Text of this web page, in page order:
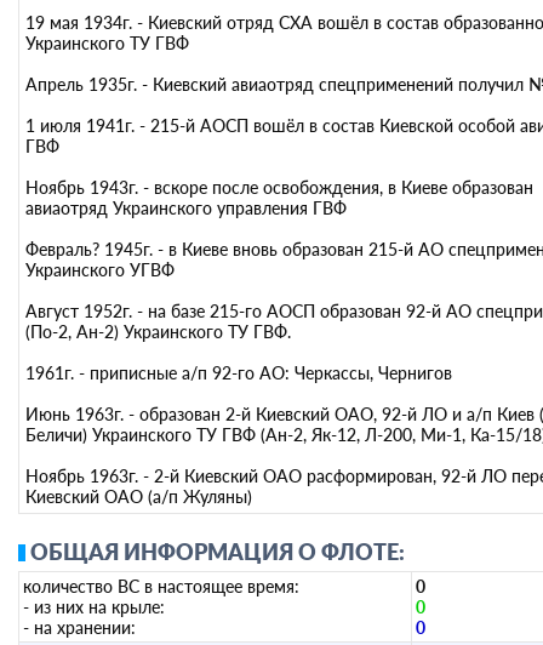
19 мая 1934г. - Киевский отряд СХА вошёл в состав
Украинского ТУ ГВФ
Апрель 1935г. - Киевский авиаотряд спецприменений получил
1 июля 1941г. - 215-й АОСП вошёл в состав Киевской особой
ГВФ
Ноябрь 1943г. - вскоре после освобождения, в Киеве образован
авиаотряд Украинского управления ГВФ
Февраль? 1945г. - в Киеве вновь образован 215-й АО
Украинского УГВФ
Август 1952г. - на базе 215-го АОСП образован 92-й АО
(По-2, Ан-2) Украинского ТУ ГВФ.
1961г. - приписные а/п 92-го АО: Черкассы, Чернигов
Июнь 1963г. - образован 2-й Киевский ОАО, 92-й ЛО и а/п Киев
Беличи) Украинского ТУ ГВФ (Ан-2, Як-12, Л-200, Ми-1, Ка-15/
Ноябрь 1963г. - 2-й Киевский ОАО расформирован, 92-й ЛО
Киевский ОАО (а/п Жуляны)
ОБЩАЯ ИНФОРМАЦИЯ О ФЛОТЕ:
количество ВС в настоящее время:
- из них на крыле:
- на хранении:
0
0
0